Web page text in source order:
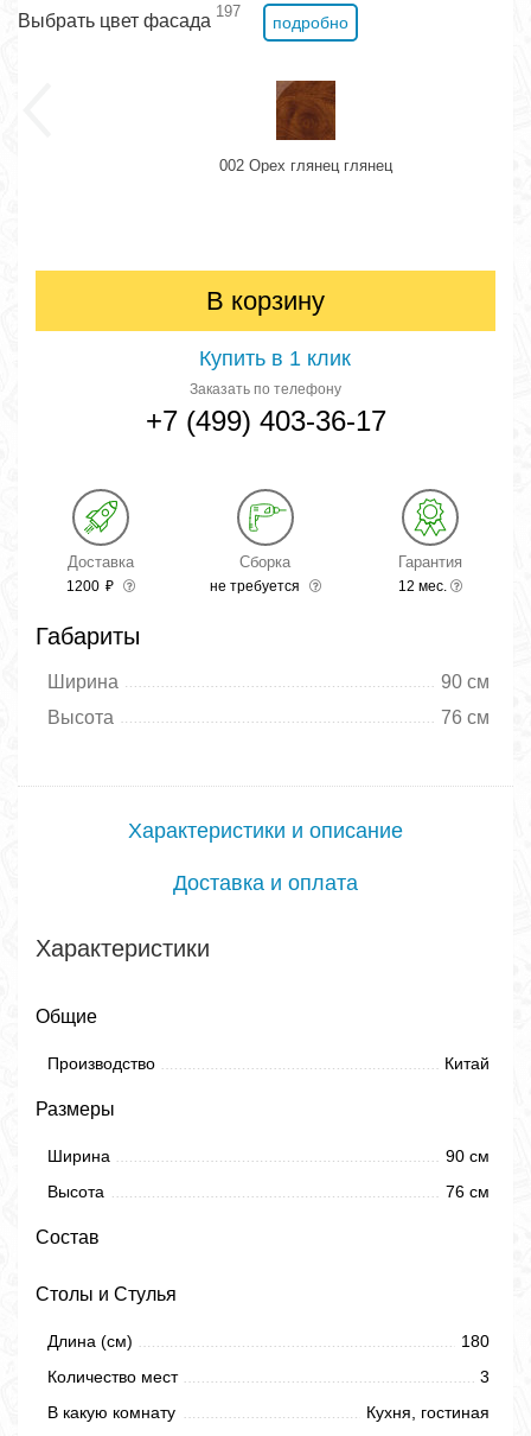
Выбрать цвет фасада 197
подробно
002 Орех глянец глянец
В корзину
Купить в 1 клик
Заказать по телефону
+7 (499) 403-36-17
Доставка
1200 ₽
Сборка
не требуется
Гарантия
12 мес.
Габариты
Ширина
90 см
Высота
76 см
Характеристики и описание
Доставка и оплата
Характеристики
Общие
Производство Китай
Размеры
Ширина
90 см
Высота
76 см
Состав
Столы и Стулья
Длина (см)
180
Количество мест
3
В какую комнату
Кухня, гостиная